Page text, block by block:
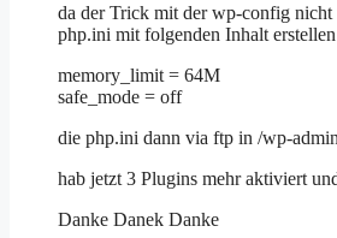
da der Trick mit der wp-config
php.ini mit folgenden Inhalt erstellen
memory_limit = 64M
safe_mode = off
die php.ini dann via ftp in /wp-
hab jetzt 3 Plugins mehr aktiviert
Danke Danek Danke